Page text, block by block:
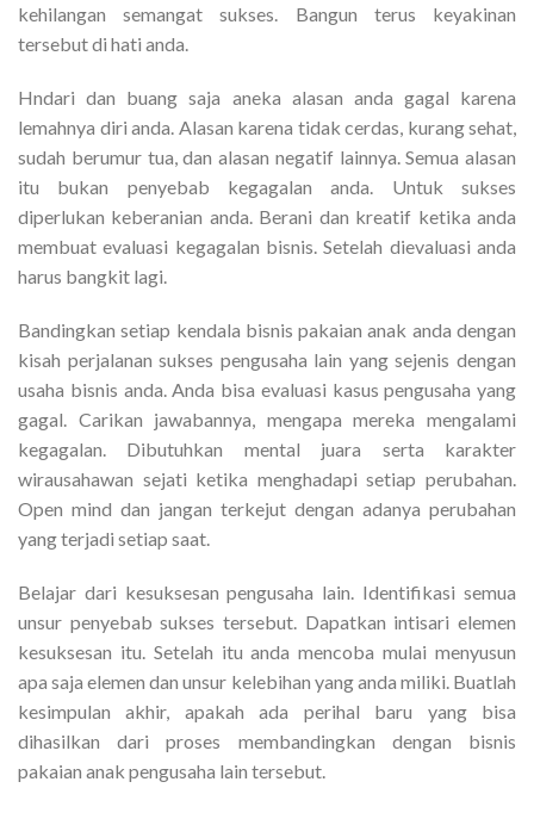
kehilangan semangat sukses. Bangun terus keyakinan
tersebut di hati anda.
Hndari dan buang saja aneka alasan anda gagal karena
lemahnya diri anda. Alasan karena tidak cerdas, kurang sehat,
sudah berumur tua, dan alasan negatif lainnya. Semua alasan
itu bukan penyebab kegagalan anda. Untuk sukses
diperlukan keberanian anda. Berani dan kreatif ketika anda
membuat evaluasi kegagalan bisnis. Setelah dievaluasi anda
harus bangkit lagi.
Bandingkan setiap kendala bisnis pakaian anak anda dengan
kisah perjalanan sukses pengusaha lain yang sejenis dengan
usaha bisnis anda. Anda bisa evaluasi kasus pengusaha yang
gagal. Carikan jawabannya, mengapa mereka mengalami
kegagalan. Dibutuhkan mental juara serta karakter
wirausahawan sejati ketika menghadapi setiap perubahan.
Open mind dan jangan terkejut dengan adanya perubahan
yang terjadi setiap saat.
Belajar dari kesuksesan pengusaha lain. Identifikasi semua
unsur penyebab sukses tersebut. Dapatkan intisari elemen
kesuksesan itu. Setelah itu anda mencoba mulai menyusun
apa saja elemen dan unsur kelebihan yang anda miliki. Buatlah
kesimpulan akhir, apakah ada perihal baru yang bisa
dihasilkan dari proses membandingkan dengan bisnis
pakaian anak pengusaha lain tersebut.